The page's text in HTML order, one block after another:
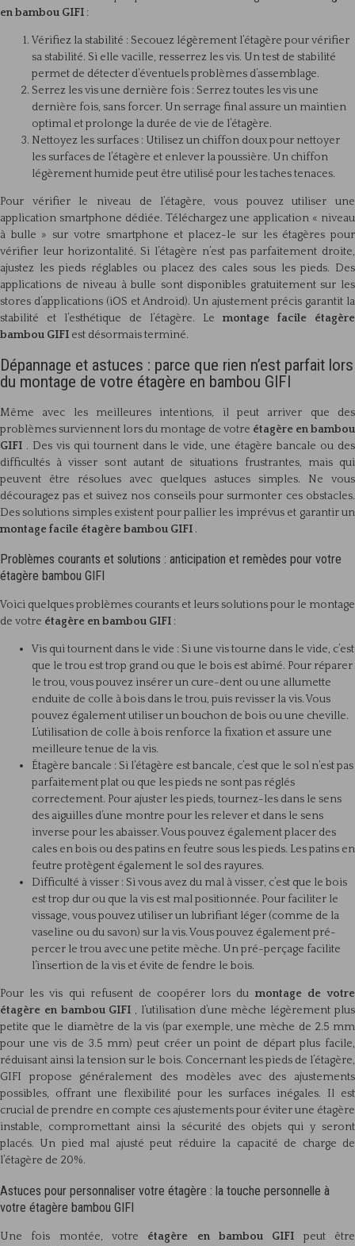
en bambou GIFI :
Vérifiez la stabilité : Secouez légèrement l’étagère pour vérifier
sa stabilité. Si elle vacille, resserrez les vis. Un test de stabilité
permet de détecter d’éventuels problèmes d’assemblage.
Serrez les vis une dernière fois : Serrez toutes les vis une
dernière fois, sans forcer. Un serrage final assure un maintien
optimal et prolonge la durée de vie de l’étagère.
Nettoyez les surfaces : Utilisez un chiffon doux pour nettoyer
les surfaces de l’étagère et enlever la poussière. Un chiffon
légèrement humide peut être utilisé pour les taches tenaces.
Pour vérifier le niveau de l’étagère, vous pouvez utiliser une
application smartphone dédiée. Téléchargez une application « niveau
à bulle » sur votre smartphone et placez-le sur les étagères pour
vérifier leur horizontalité. Si l’étagère n’est pas parfaitement droite,
ajustez les pieds réglables ou placez des cales sous les pieds. Des
applications de niveau à bulle sont disponibles gratuitement sur les
stores d’applications (iOS et Android). Un ajustement précis garantit la
stabilité et l’esthétique de l’étagère. Le montage facile étagère
bambou GIFI est désormais terminé.
Dépannage et astuces : parce que rien n’est parfait lors
du montage de votre étagère en bambou GIFI
Même avec les meilleures intentions, il peut arriver que des
problèmes surviennent lors du montage de votre étagère en bambou
GIFI . Des vis qui tournent dans le vide, une étagère bancale ou des
difficultés à visser sont autant de situations frustrantes, mais qui
peuvent être résolues avec quelques astuces simples. Ne vous
découragez pas et suivez nos conseils pour surmonter ces obstacles.
Des solutions simples existent pour pallier les imprévus et garantir un
montage facile étagère bambou GIFI .
Problèmes courants et solutions : anticipation et remèdes pour votre
étagère bambou GIFI
Voici quelques problèmes courants et leurs solutions pour le montage
de votre étagère en bambou GIFI :
Vis qui tournent dans le vide : Si une vis tourne dans le vide, c’est
que le trou est trop grand ou que le bois est abîmé. Pour réparer
le trou, vous pouvez insérer un cure-dent ou une allumette
enduite de colle à bois dans le trou, puis revisser la vis. Vous
pouvez également utiliser un bouchon de bois ou une cheville.
L’utilisation de colle à bois renforce la fixation et assure une
meilleure tenue de la vis.
Étagère bancale : Si l’étagère est bancale, c’est que le sol n’est pas
parfaitement plat ou que les pieds ne sont pas réglés
correctement. Pour ajuster les pieds, tournez-les dans le sens
des aiguilles d’une montre pour les relever et dans le sens
inverse pour les abaisser. Vous pouvez également placer des
cales en bois ou des patins en feutre sous les pieds. Les patins en
feutre protègent également le sol des rayures.
Difficulté à visser : Si vous avez du mal à visser, c’est que le bois
est trop dur ou que la vis est mal positionnée. Pour faciliter le
vissage, vous pouvez utiliser un lubrifiant léger (comme de la
vaseline ou du savon) sur la vis. Vous pouvez également pré-
percer le trou avec une petite mèche. Un pré-perçage facilite
l’insertion de la vis et évite de fendre le bois.
Pour les vis qui refusent de coopérer lors du montage de votre
étagère en bambou GIFI , l’utilisation d’une mèche légèrement plus
petite que le diamètre de la vis (par exemple, une mèche de 2.5 mm
pour une vis de 3.5 mm) peut créer un point de départ plus facile,
réduisant ainsi la tension sur le bois. Concernant les pieds de l’étagère,
GIFI propose généralement des modèles avec des ajustements
possibles, offrant une flexibilité pour les surfaces inégales. Il est
crucial de prendre en compte ces ajustements pour éviter une étagère
instable, compromettant ainsi la sécurité des objets qui y seront
placés. Un pied mal ajusté peut réduire la capacité de charge de
l’étagère de 20%.
Astuces pour personnaliser votre étagère : la touche personnelle à
votre étagère bambou GIFI
Une fois montée, votre étagère en bambou GIFI peut être